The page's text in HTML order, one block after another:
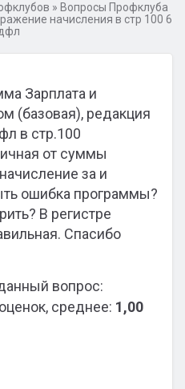
» Вопросы Профклуба
начисления в стр 100 6
Зарплата и
(базовая), редакция
в стр.100
от суммы
за и
ошибка программы?
В регистре
Спасибо
вопрос:
оценок, среднее: 1,00